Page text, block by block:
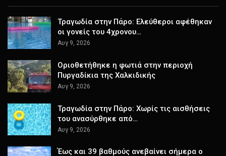
Τραγωδία στην Πάρο: Ελεύθεροι αφέθηκαν
οι γονείς του 4χρονου…
Αυγ 9, 2026
Οριοθετήθηκε η φωτιά στην περιοχή
Πυργαδίκια της Χαλκιδικής
Αυγ 9, 2026
Τραγωδία στην Πάρο: Χωρίς τις αισθήσεις
του ανασύρθηκε από…
Αυγ 9, 2026
Έως και 39 βαθμούς ανεβαίνει σήμερα ο